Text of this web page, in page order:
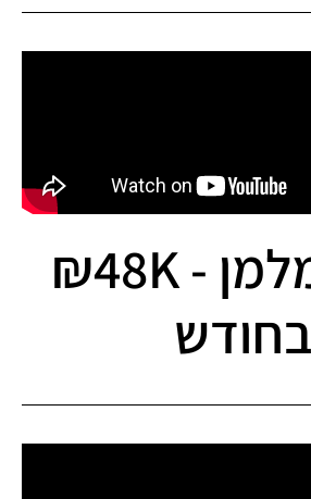
חלי קמלמן - 48K₪
בחודש